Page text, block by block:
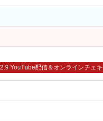
YouTube配信＆オンラインチェ